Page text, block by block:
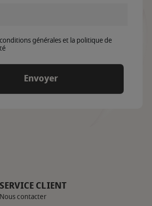
conditions générales et la politique de
SERVICE CLIENT
Nous contacter